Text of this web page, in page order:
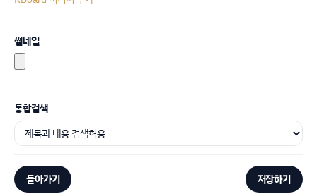
썸네일
통합검색
돌아가기 저장하기